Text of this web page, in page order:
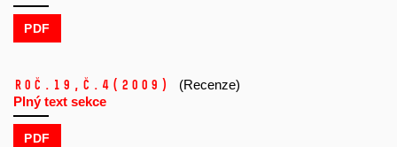
PDF
Roč.19, č.4 (2009)
(Recenze)
Plný text sekce
PDF